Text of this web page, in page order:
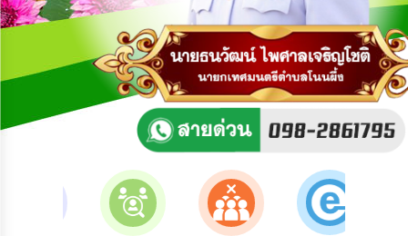
การ
ปฏิสัมพันธ์
ความ
ยุทธศาสตร์/